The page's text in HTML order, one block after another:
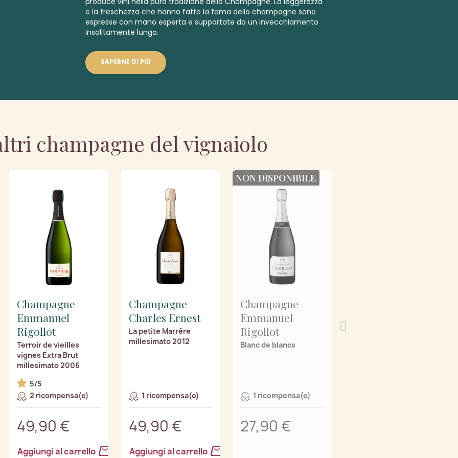
e la freschezza che hanno fatto la fama dello champagne sono
espresse con mano esperta e supportate da un invecchiamento
insolitamente lungo.
SAPERNE DI PIÙ
champagne del vignaiolo
Champagne
Emmanuel
Rigollot
Terroir de vieilles
vignes Extra Brut
millesimato 2006
5/5
2 ricompensa(e)
49,90 €
Aggiungi al carrello
Champagne
Charles Ernest
La petite Marrère
millesimato 2012
1 ricompensa(e)
49,90 €
Aggiungi al carrello
Champagne
Emmanuel
Rigollot
Blanc de blancs
1 ricompensa(e)
27,90 €
NON DISPONIBILE